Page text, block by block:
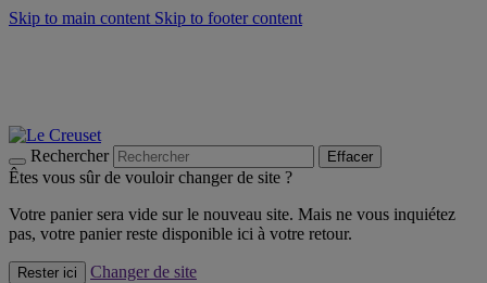
Skip to main content Skip to footer content
Rechercher Effacer
Êtes vous sûr de vouloir changer de site ?
Votre panier sera vide sur le nouveau site. Mais ne vous inquiétez
pas, votre panier reste disponible ici à votre retour.
Rester ici
Changer de site